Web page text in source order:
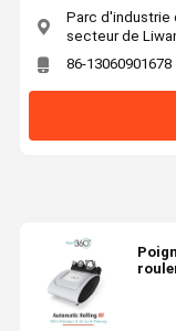
Parc d'industrie
secteur de
86-13060901678